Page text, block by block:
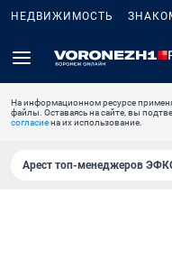
НЕДВИЖИМОСТЬ
На информационном ресурсе
файлы. Оставаясь на сайте, вы
согласиена их использование.
Арест топ-менеджеров